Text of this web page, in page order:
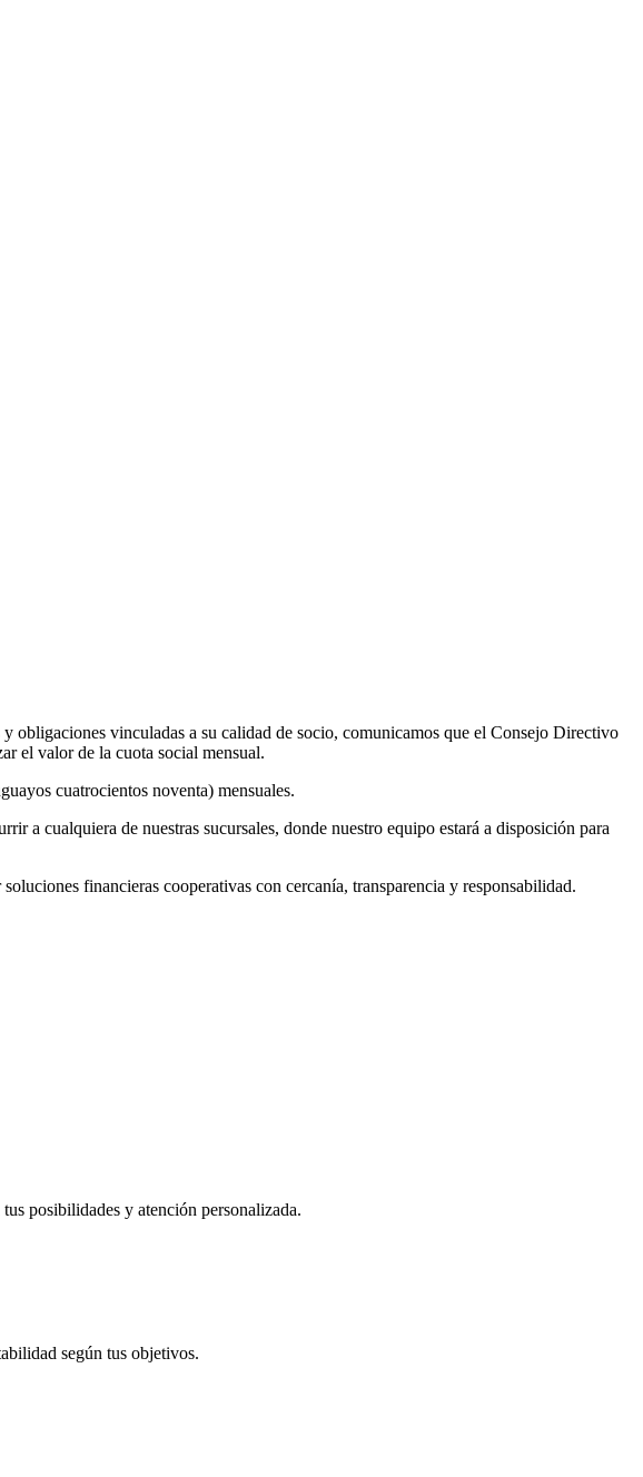
obligaciones vinculadas a su calidad de socio, comunicamos que el Consejo Directivo
el valor de la cuota social mensual.
cuatrocientos noventa) mensuales.
a cualquiera de nuestras sucursales, donde nuestro equipo estará a disposición para
financieras cooperativas con cercanía, transparencia y responsabilidad.
posibilidades y atención personalizada.
según tus objetivos.